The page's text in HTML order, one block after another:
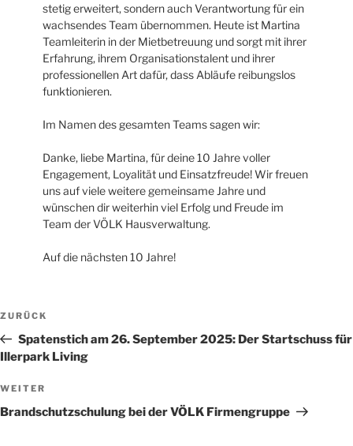
stetig erweitert, sondern auch Verantwortung für ein
wachsendes Team übernommen. Heute ist Martina
Teamleiterin in der Mietbetreuung und sorgt mit ihrer
Erfahrung, ihrem Organisationstalent und ihrer
professionellen Art dafür, dass Abläufe reibungslos
funktionieren.
Im Namen des gesamten Teams sagen wir:
Danke, liebe Martina, für deine 10 Jahre voller
Engagement, Loyalität und Einsatzfreude! Wir freuen
uns auf viele weitere gemeinsame Jahre und
wünschen dir weiterhin viel Erfolg und Freude im
Team der VÖLK Hausverwaltung.
Auf die nächsten 10 Jahre!
Beitragsnavigation
Vorheriger
Beitrag
ZURÜCK
Spatenstich am 26. September 2025: Der Startschuss für
Illerpark Living
Nächster
Beitrag
WEITER
Brandschutzschulung bei der VÖLK Firmengruppe